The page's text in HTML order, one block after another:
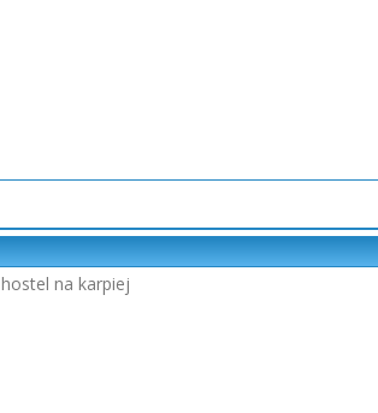
hostel na karpiej